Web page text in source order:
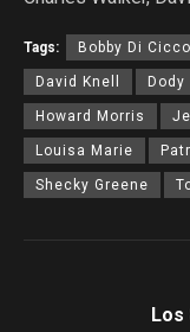
Tags: Bobby Di Cicco
David Knell Dody
Howard Morris
Louisa Marie
Shecky Greene
Los